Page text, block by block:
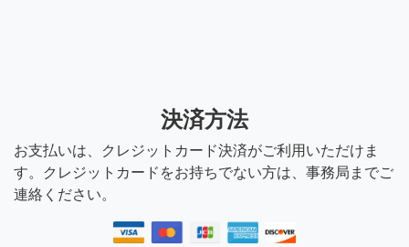
決済方法
お支払いは、クレジットカード決済がご利用いただけま
す。クレジットカードをお持ちでない方は、事務局までご
連絡ください。